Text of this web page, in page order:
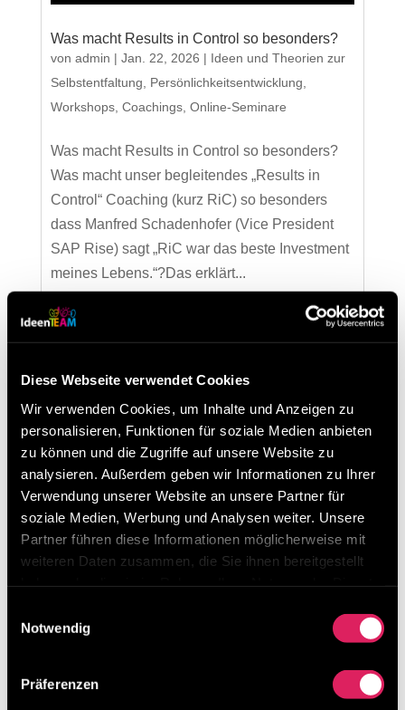
Diese Webseite verwendet Cookies
Wir verwenden Cookies, um Inhalte und Anzeigen zu
personalisieren, Funktionen für soziale Medien anbieten
zu können und die Zugriffe auf unsere Website zu
analysieren. Außerdem geben wir Informationen zu Ihrer
Verwendung unserer Website an unsere Partner für
soziale Medien, Werbung und Analysen weiter. Unsere
Partner führen diese Informationen möglicherweise mit
weiteren Daten zusammen, die Sie ihnen bereitgestellt
Notwendig
Präferenzen
Was macht Results in Control so besonders?
von admin | Jan. 22, 2026 | Ideen und Theorien zur
Selbstentfaltung
Persönlichkeitsentwicklung
Workshops, Coachings, Online-Seminare
Was macht Results in Control so besonders?
Was macht unser begleitendes „Results in
Control“ Coaching (kurz RiC) so besonders
dass Manfred Schadenhofer (Vice President
SAP Rise) sagt „RiC war das beste Investment
meines Lebens.“?Das erklärt...
Neueste Beiträge
Digitalisierung von Lean-Methoden ist möglich!
Unser Ideenmanagement-Tool erklärt in 3 Minuten
Was macht Results in Control so besonders?
Kategorien
Kategorien